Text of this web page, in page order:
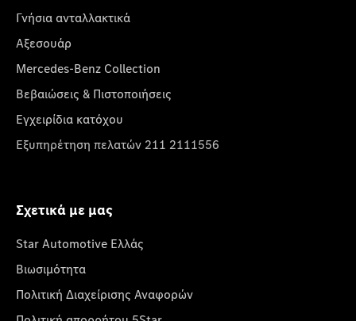
Γνήσια ανταλλακτικά
Αξεσουάρ
Mercedes-Benz Collection
Βεβαιώσεις & Πιστοποιήσεις
Εγχειρίδια κατόχου
Εξυπηρέτηση πελατών 211 2111556
Σχετικά με μας
Star Automotive Ελλάς
Βιωσιμότητα
Πολιτική Διαχείρισης Αναφορών